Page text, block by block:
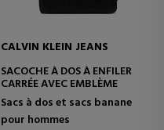
CALVIN KLEIN JEANS
SACOCHE À DOS À ENFILER
CARRÉE AVEC EMBLÈME
Sacs à dos et sacs banane
pour hommes